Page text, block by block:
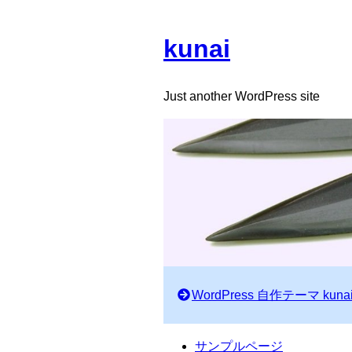
kunai
Just another WordPress site
WordPress 自作テーマ
サンプルページ